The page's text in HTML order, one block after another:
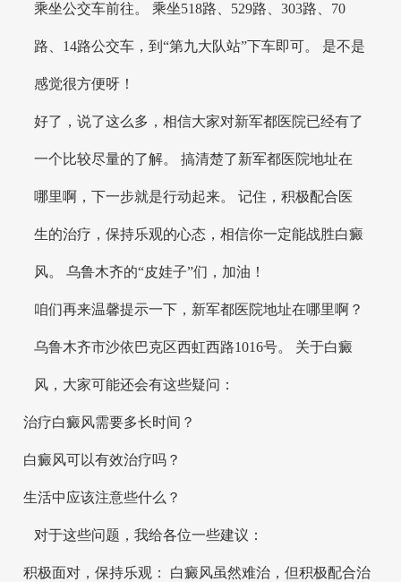
乘坐公交车前往。 乘坐518路、529路、303路、70
路、14路公交车，到“第九大队站”下车即可。 是不是
感觉很方便呀！
好了，说了这么多，相信大家对新军都医院已经有了
一个比较尽量的了解。 搞清楚了新军都医院地址在
哪里啊，下一步就是行动起来。 记住，积极配合医
生的治疗，保持乐观的心态，相信你一定能战胜白癜
风。 乌鲁木齐的“皮娃子”们，加油！
咱们再来温馨提示一下，新军都医院地址在哪里啊？
乌鲁木齐市沙依巴克区西虹西路1016号。 关于白癜
风，大家可能还会有这些疑问：
治疗白癜风需要多长时间？
白癜风可以有效治疗吗？
生活中应该注意些什么？
对于这些问题，我给各位一些建议：
积极面对，保持乐观： 白癜风虽然难治，但积极配合治